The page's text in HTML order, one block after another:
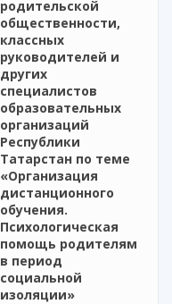
родительской
общественности,
классных
руководителей и
других
специалистов
образовательных
организаций
Республики
Татарстан по теме
«Организация
дистанционного
обучения.
Психологическая
помощь родителям
в период
социальной
изоляции»